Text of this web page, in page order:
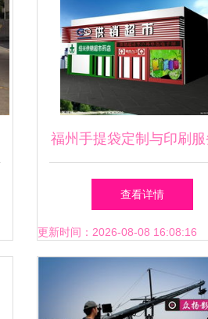
福州手提袋定制与印刷
解析——锦程广告公司一
解决方案
查看详情
更新时间：2026-08-08 16:08:16